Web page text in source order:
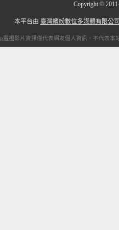
Copyright ©
本平台由 臺灣繽紛數位多媒體有限公
電視影片資訊僅代表網友個人資訊，不代表本